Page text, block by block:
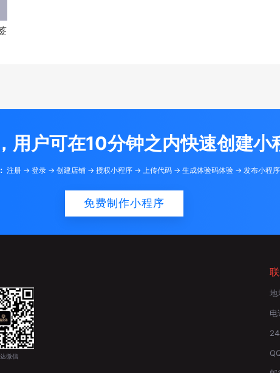
用户可在10分钟之内快速创建小
注册 -> 登录 -> 创建店铺 -> 授权小程序 -> 上传代码 -> 生成体验码体验 -> 发布小程序
免费制作小程序
微信
地
电
24